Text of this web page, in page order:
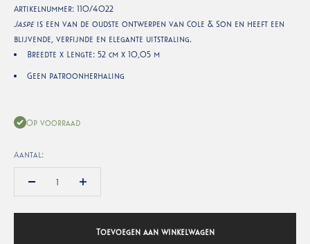
Artikelnummer: 110/4022
Jaspeis een van de oudste ontwerpen van Cole & Son en heeft een
blijvende, verfijnde en elegante uitstraling.
Breedte x Lengte: 52 cm x 10,05 m
Geen patroonherhaling
Op voorraad
Aantal:
Toevoegen aan winkelwagen